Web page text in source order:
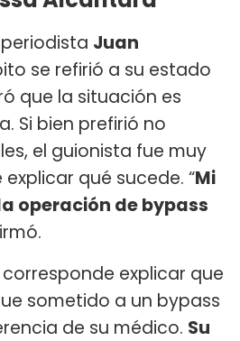
Juan
se refirió a su estado
que la situación es
Si bien prefirió no
el guionista fue muy
qué sucede. “Mi
operación de bypass
explicar que
sometido a un bypass
de su médico. Su